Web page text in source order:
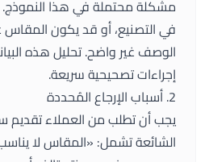
مشكلة محتملة في هذا
في التصنيع، أو قد يكون
الوصف غير واضح. تحليل هذه
إجراءات تصحيحية سريعة.
2. أسباب الإرجاع المُحددة
يجب أن تطلب من العملاء تقديم
الشائعة تشمل: «المقاس لا